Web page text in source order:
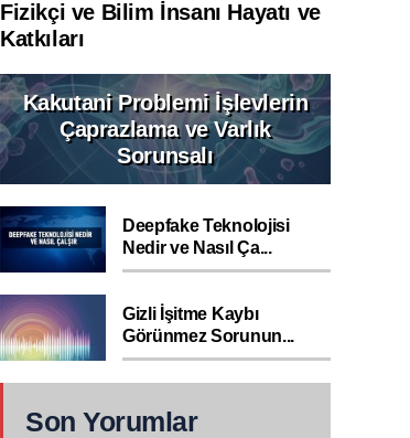
Fizikçi ve Bilim İnsanı Hayatı ve
Katkıları
Kakutani Problemi İşlevlerin
Çaprazlama ve Varlık
Sorunsalı
Deepfake Teknolojisi
Nedir ve Nasıl Ça...
Gizli İşitme Kaybı
Görünmez Sorunun...
Son Yorumlar